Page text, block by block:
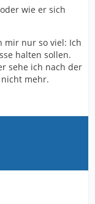
wie er sich
mir nur so viel: Ich
halten sollen.
sehe ich nach der
mehr.